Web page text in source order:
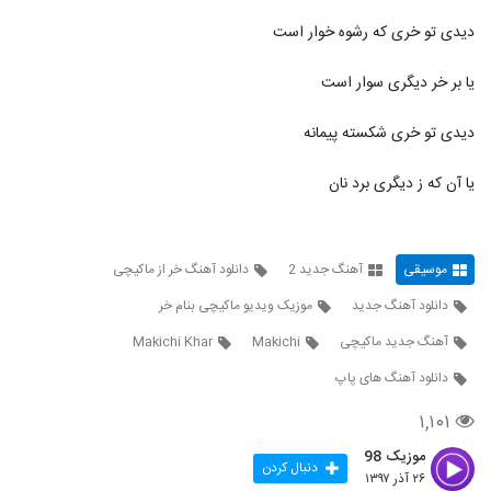
دانلود آهنگ جدید و زیبای سینا آقازاده با نام
Danial Khoda Be Hamrat)
۶۴۰ بازدید
206
موزیک زیبای پریزاد (رمیکس) از علیرضا روزگار
دیدی تو خری که رشوه خوار است
یا بر خر دیگری سوار است
دیدی تو خری شکسته پیمانه
یا آن که ز دیگری برد نان
موسیقی آهنگ جدید 2
دانلود آهنگ خر از ماکیچی
دانلود آهنگ جدید
موزیک ویدیو ماکیچی بنام خر
آهنگ جدید ماکیچی
Makichi
Makichi Khar
دانلود آهنگ های پاپ
۱,۱۰۱
موزیک 98
۲۶ آذر ۱۳۹۷ دنبال کردن